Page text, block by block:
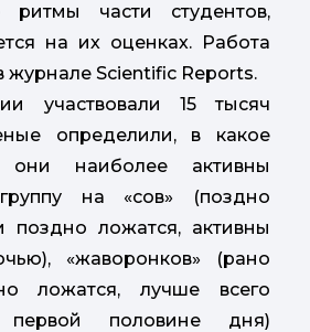
ритмы части студентов,
на их оценках. Работа
журнале Scientific Reports.
участвовали 15 тысяч
определили, в какое
они наиболее активны
на «сов» (поздно
поздно ложатся, активны
«жаворонков» (рано
ложатся, лучше всего
половине дня)